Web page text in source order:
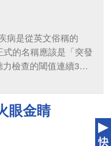
病是從英文俗稱的
式的名稱應該是「突發
檢查的閾值連續3個
眼金睛